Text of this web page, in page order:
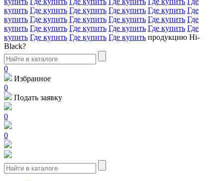
купить Где купить Где купить Где купить Где купить Где
купить Где купить Где купить Где купить Где купить Где
купить Где купить Где купить Где купить Где купить Где
купить Где купить Где купить Где купить продукцию Hi-
Black?
0
Избранное
0
Подать заявку
0
0